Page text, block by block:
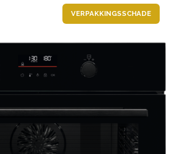
VERPAKKINGSSCHADE